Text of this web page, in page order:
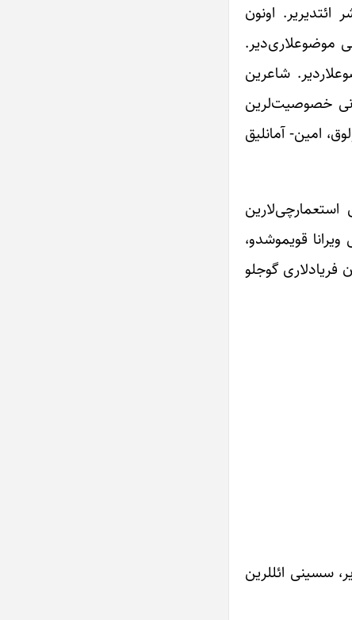
ائتدیریر. اونون
موضوعلاری‌دیر.
شاعرین
خصوصیت‌لرین
‌امین- آمانلیق
استعمارچی‌لارین
قویموشدو،
فریادلاری گوجلو
سسینی ائللرین